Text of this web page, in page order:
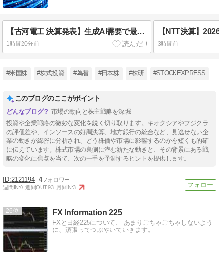
【古河電工 決算発表】生成AI需要で最高益更新へ！純利益予想を1050億円に上方修正、光・データセンター関連が急拡大
1時間20分前 3時間前
#米国株 #株式投資 #為替 #日本株 #株研 #STOCKEXPRESS
このブログのここがポイント
市場の動向と株主戦略を深堀
投資や企業戦略の微妙な変化を鋭く切り取ります。キオクシアやフジクラ
の評価差や、インソースの好調決算、地方銀行の統合など、見逃せない企
業の動きが綿密に分析され、どう株価や市場に影響するのかを短くも的確
に伝えています。株式市場の裏側に潜む新たな動きと、その背景にある戦
略の変化に焦点を当て、次の一手を予測するヒントを提供します。
2121194 4
週間IN:0 週間OUT:93 月間IN:3
26 FX Information 225
FXと日経225について、 あまりごちゃごちゃしないよう
に、頑張ってつぶやいていきます。